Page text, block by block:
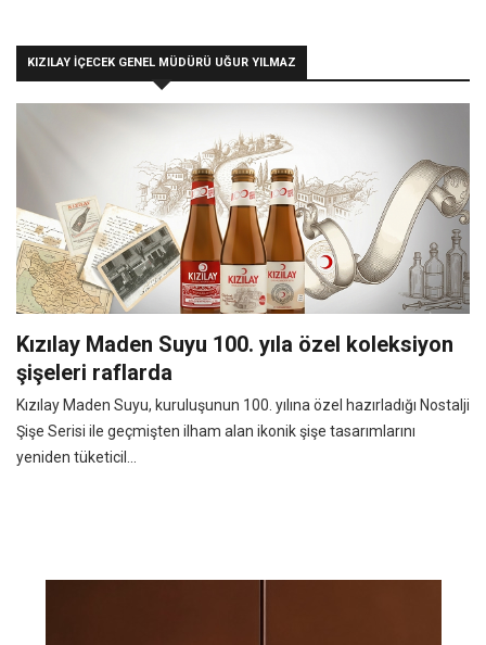
KIZILAY İÇECEK GENEL MÜDÜRÜ UĞUR YILMAZ
Kızılay Maden Suyu 100. yıla özel koleksiyon
şişeleri raflarda
Kızılay Maden Suyu, kuruluşunun 100. yılına özel hazırladığı Nostalji
Şişe Serisi ile geçmişten ilham alan ikonik şişe tasarımlarını
yeniden tüketicil...